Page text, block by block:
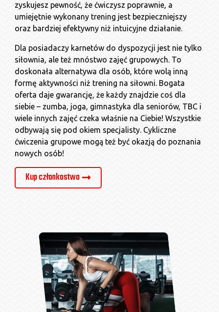
zyskujesz pewność, że ćwiczysz poprawnie, a
umiejętnie wykonany trening jest bezpieczniejszy
oraz bardziej efektywny niż intuicyjne działanie.
Dla posiadaczy karnetów do dyspozycji jest nie tylko
siłownia, ale też mnóstwo zajęć grupowych. To
doskonała alternatywa dla osób, które wolą inną
formę aktywności niż trening na siłowni. Bogata
oferta daje gwarancję, że każdy znajdzie coś dla
siebie – zumba, joga, gimnastyka dla seniorów, TBC i
wiele innych zajęć czeka właśnie na Ciebie! Wszystkie
odbywają się pod okiem specjalisty. Cykliczne
ćwiczenia grupowe mogą też być okazją do poznania
nowych osób!
Kup członkostwo